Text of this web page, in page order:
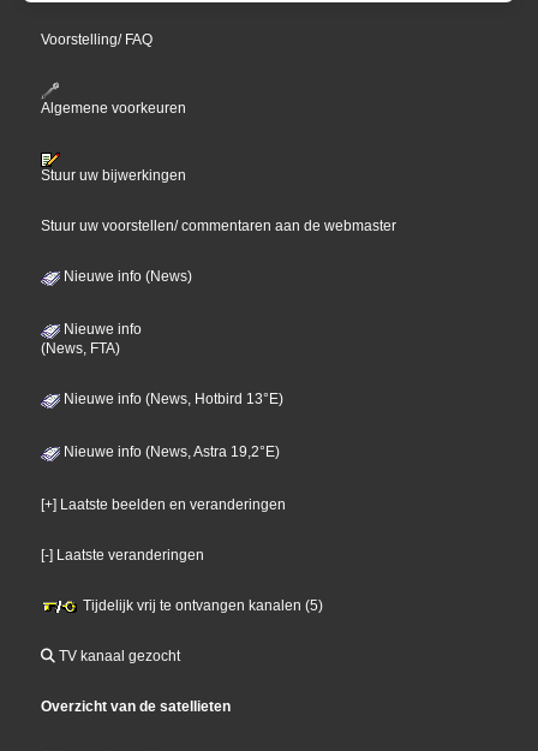
Voorstelling/ FAQ
Algemene voorkeuren
Stuur uw bijwerkingen
Stuur uw voorstellen/ commentaren aan de webmaster
Nieuwe info (News)
Nieuwe info
(News, FTA)
Nieuwe info (News, Hotbird 13°E)
Nieuwe info (News, Astra 19,2°E)
[+] Laatste beelden en veranderingen
[-] Laatste veranderingen
Tijdelijk vrij te ontvangen kanalen (5)
TV kanaal gezocht
Overzicht van de satellieten